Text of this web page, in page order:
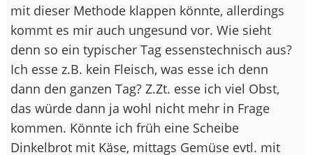
mit dieser Methode klappen könnte, allerdings
kommt es mir auch ungesund vor. Wie sieht
denn so ein typischer Tag essenstechnisch aus?
Ich esse z.B. kein Fleisch, was esse ich denn
dann den ganzen Tag? Z.Zt. esse ich viel Obst,
das würde dann ja wohl nicht mehr in Frage
kommen. Könnte ich früh eine Scheibe
Dinkelbrot mit Käse, mittags Gemüse evtl. mit